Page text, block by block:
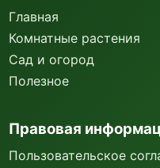
Главная
Комнатные растения
Сад и огород
Полезное
Правовая
Пользовательское